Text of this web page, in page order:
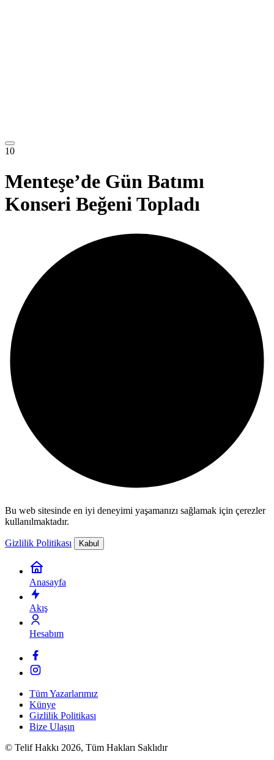
10
Menteşe’de Gün Batımı
Konseri Beğeni Topladı
Bu web sitesinde en iyi deneyimi yaşamanızı sağlamak için çerezler
kullanılmaktadır.
Gizlilik Politikası Kabul
Anasayfa
Akış
Hesabım
Tüm Yazarlarımız
Künye
Gizlilik Politikası
Bize Ulaşın
© Telif Hakkı 2026, Tüm Hakları Saklıdır